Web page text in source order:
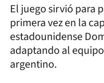
El juego sirvió para
primera vez en la
estadounidense
adaptando al
argentino.